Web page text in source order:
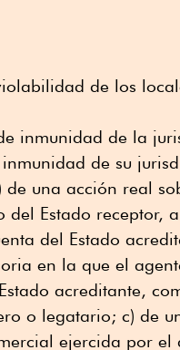
de los
inmunidad de la
de su
una acción real
Estado receptor,
del Estado
en la que el
acreditante,
o legatario; c) de
ejercida por el